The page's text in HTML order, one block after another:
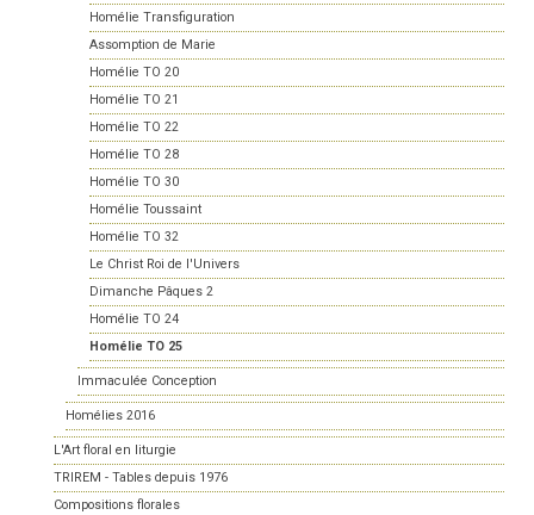
Homélie Transfiguration
Assomption de Marie
Homélie TO 20
Homélie TO 21
Homélie TO 22
Homélie TO 28
Homélie TO 30
Homélie Toussaint
Homélie TO 32
Le Christ Roi de l'Univers
Dimanche Pâques 2
Homélie TO 24
Homélie TO 25
Immaculée Conception
Homélies 2016
L'Art floral en liturgie
TRIREM - Tables depuis 1976
Compositions florales